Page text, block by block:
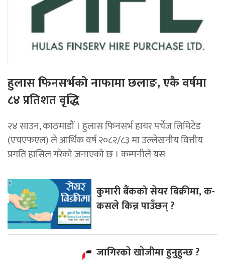
हुलास फिनसर्भको नाफामा छलाङ, एकै वर्षमा
८४ प्रतिशत वृद्धि
२४ साउन, काठमाडौं । हुलास फिनसर्भ हायर पर्चेज लिमिटेड
(एचएफएल) ले आर्थिक वर्ष २०८२/८३ मा उल्लेखनीय वित्तीय
प्रगति हासिल गरेको जनाएको छ । कम्पनीले यस
कुमारी बैंकको सेयर बिक्रीमा, क-
कसले किन्न पाउँछन् ?
जागिरकाे खाेजीमा हुनुहुन्छ ?